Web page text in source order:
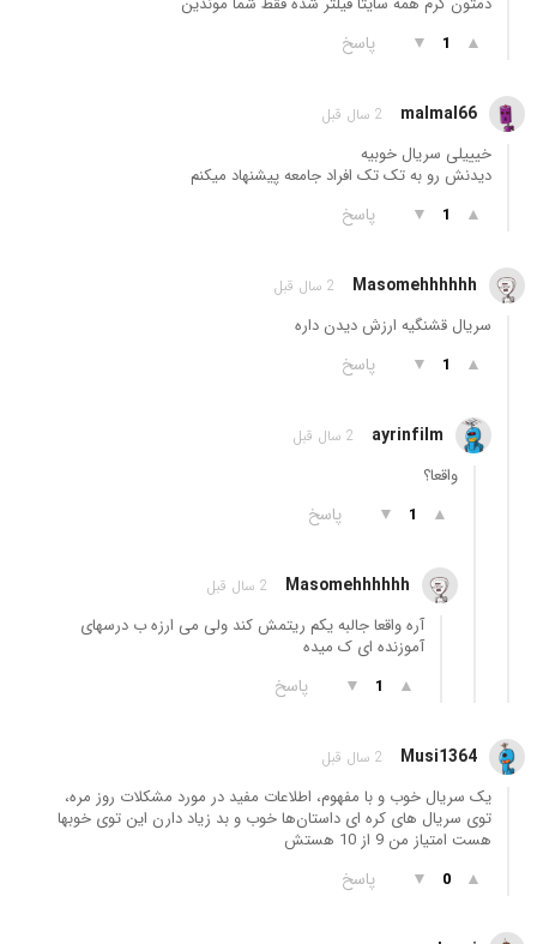
▲
1
▼ پاسخ
malmal66 2 سال قبل
خیییلی سریال خوبیه
دیدنش رو به تک تک افراد جامعه پیشنهاد میکنم
▲
1
▼ پاسخ
Masomehhhhhh 2 سال قبل
سریال قشنگیه ارزش دیدن داره
▲
1
▼ پاسخ
ayrinfilm 2 سال قبل
واقعا؟
▲
1
▼ پاسخ
Masomehhhhhh 2 سال قبل
آره واقعا جالبه یکم ریتمش کند ولی می ارزه ب درسهای
آموزنده ای ک میده
▲
1
▼ پاسخ
Musi1364 2 سال قبل
یک سریال خوب و با مفهوم، اطلاعات مفید در مورد مشکلات روز مره،
توی سریال های کره ای داستان‌ها خوب و بد زیاد دارن این توی خوبها
هست امتیاز من 9 از 10 هستش
▲
0
▼ پاسخ